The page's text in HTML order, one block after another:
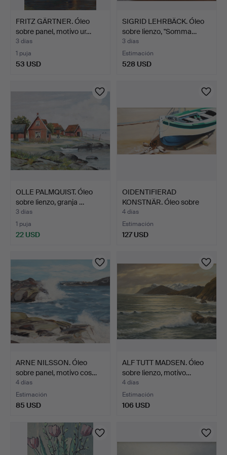
FRITZ GÄRTNER. Óleo
sobre panel, motivo ur…
3 días
1 puja
53 USD
SIGRID LEHRBÄCK. Óleo
sobre lienzo, "Somma…
3 días
Estimación
528 USD
OLLE PALMQUIST. Óleo
sobre lienzo, granja …
3 días
1 puja
22 USD
OIDENTIFIERAD
KONSTNÄR. Óleo sobre
lienzo,…
4 días
Estimación
127 USD
ARNE NILSSON. Óleo
sobre panel, motivo cos…
4 días
Estimación
85 USD
ALF TUTT MADSEN. Óleo
sobre lienzo, motivo…
4 días
Estimación
106 USD